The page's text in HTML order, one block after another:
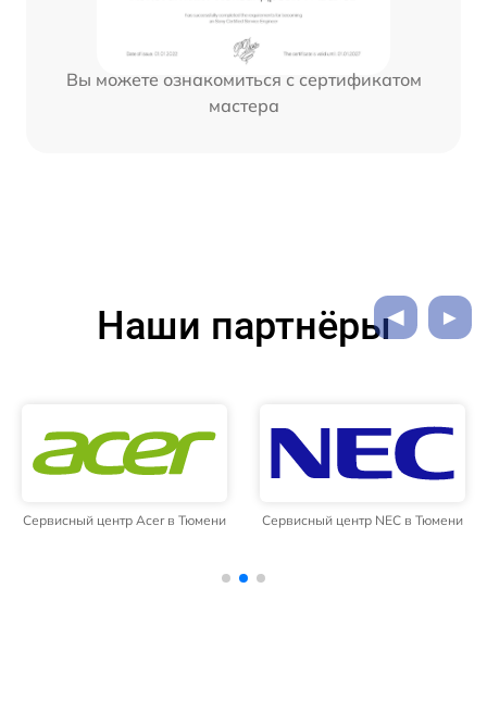
Вы можете ознакомиться с сертификатом
мастера
Наши партнёры
Сервисный центр Acer в Тюмени Сервисный центр NEC в Тюмени